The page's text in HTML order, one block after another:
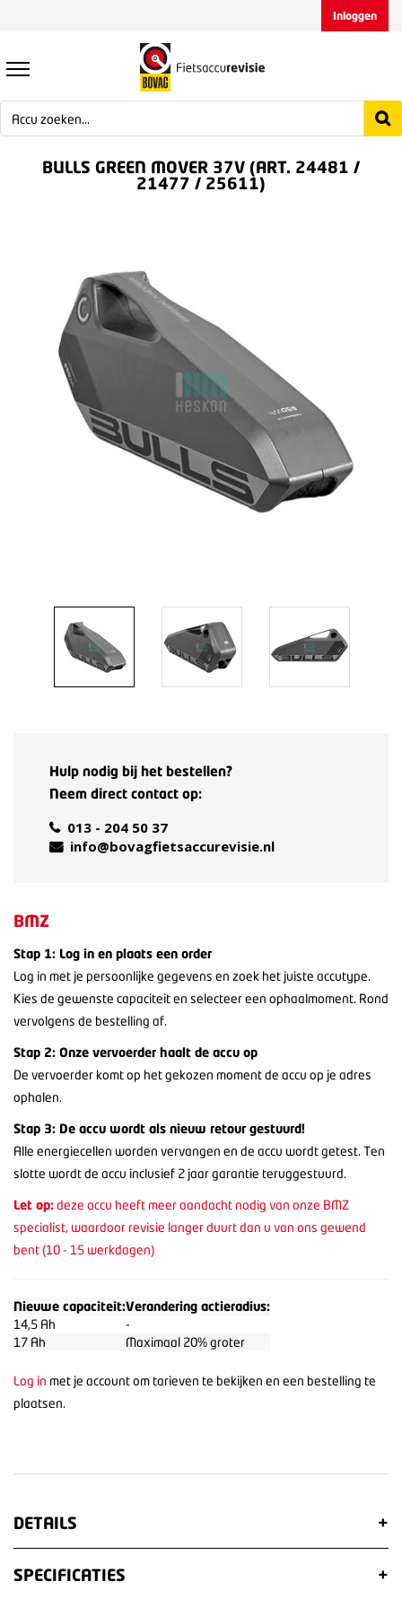
Inloggen
BULLS GREEN MOVER 37V (ART. 24481 /
21477 / 25611)
Hulp nodig bij het bestellen?
Neem direct contact op:
013 - 204 50 37
info@bovagfietsaccurevisie.nl
BMZ
Stap 1: Log in en plaats een order
Log in met je persoonlijke gegevens en zoek het juiste accutype.
Kies de gewenste capaciteit en selecteer een ophaalmoment. Rond
vervolgens de bestelling af.
Stap 2: Onze vervoerder haalt de accu op
De vervoerder komt op het gekozen moment de accu op je adres
ophalen.
Stap 3: De accu wordt als nieuw retour gestuurd!
Alle energiecellen worden vervangen en de accu wordt getest. Ten
slotte wordt de accu inclusief 2 jaar garantie teruggestuurd.
Let op: deze accu heeft meer aandacht nodig van onze BMZ
specialist, waardoor revisie langer duurt dan u van ons gewend
bent (10 - 15 werkdagen)
Nieuwe capaciteit:Verandering actieradius:
14,5 Ah
-
17 Ah
Maximaal 20% groter
Log in met je account om tarieven te bekijken en een bestelling te
plaatsen.
DETAILS +
SPECIFICATIES +